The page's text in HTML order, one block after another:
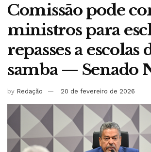
Comissão pode
ministros para
repasses a escolas
samba — Senado
by Redação 20 de fevereiro de 2026